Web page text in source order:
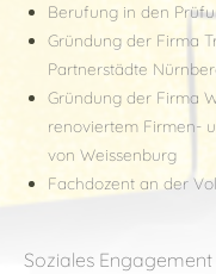
Berufung in den
Gründung der Firma
Partnerstädte
Gründung der Firma
renoviertem Firmen-
von Weissenburg
Fachdozent an der
Soziales Engagement